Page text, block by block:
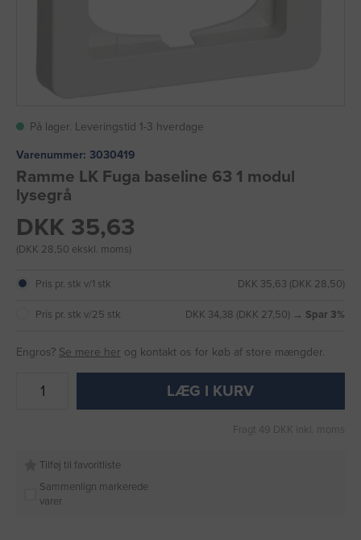
På lager. Leveringstid 1-3 hverdage
Varenummer: 3030419
Ramme LK Fuga baseline 63 1 modul
lysegrå
DKK 35,63
(DKK 28,50 ekskl. moms)
Pris pr. stk v/1 stk DKK 35,63 (DKK 28,50)
Pris pr. stk v/25 stk DKK 34,38 (DKK 27,50) → Spar 3%
Engros? Se mere her og kontakt os for køb af store mængder.
LÆG I KURV
Fragt 49 DKK inkl. moms
Tilføj til favoritliste
Sammenlign markerede
varer